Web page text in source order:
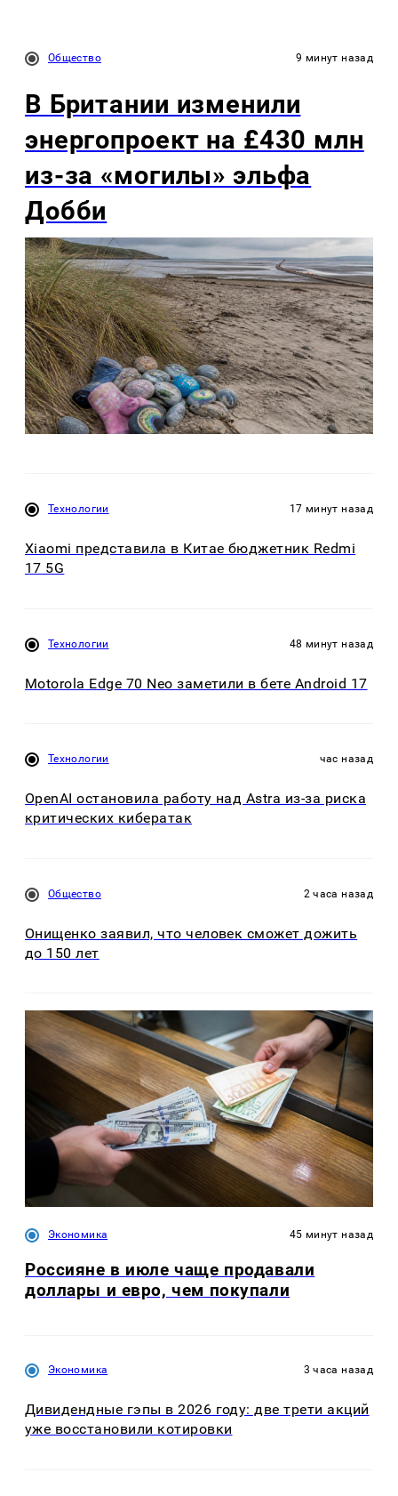
Общество 9 минут назад
В Британии изменили
энергопроект на £430 млн
из-за «могилы» эльфа
Добби
Технологии 17 минут назад
Xiaomi представила в Китае бюджетник Redmi
17 5G
Технологии 48 минут назад
Motorola Edge 70 Neo заметили в бете Android 17
Технологии час назад
OpenAI остановила работу над Astra из-за риска
критических кибератак
Общество 2 часа назад
Онищенко заявил, что человек сможет дожить
до 150 лет
Экономика 45 минут назад
Россияне в июле чаще продавали
доллары и евро, чем покупали
Экономика 3 часа назад
Дивидендные гэпы в 2026 году: две трети акций
уже восстановили котировки